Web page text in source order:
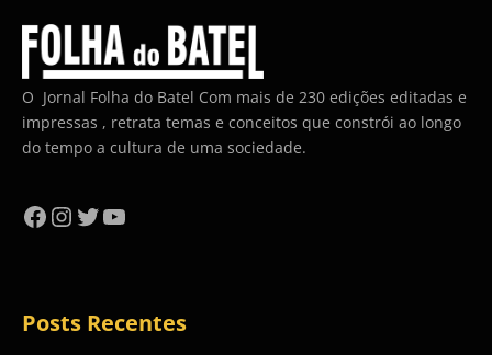
O Jornal Folha do Batel Com mais de 230 edições editadas e
impressas , retrata temas e conceitos que constrói ao longo
do tempo a cultura de uma sociedade.
Facebook
Instagram
Twitter
YouTube
Posts Recentes